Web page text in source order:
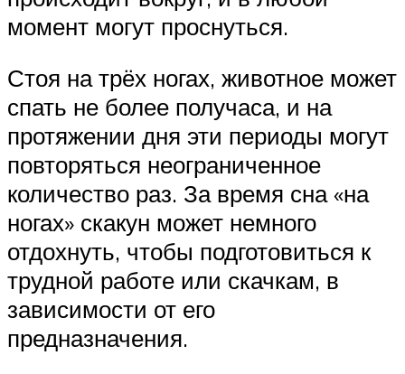
момент могут проснуться.
Стоя на трёх ногах, животное может
спать не более получаса, и на
протяжении дня эти периоды могут
повторяться неограниченное
количество раз. За время сна «на
ногах» скакун может немного
отдохнуть, чтобы подготовиться к
трудной работе или скачкам, в
зависимости от его
предназначения.